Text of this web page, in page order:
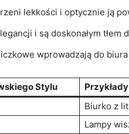
lekkości i optycznie ją
i są doskonałym tłem
wprowadzają do
Stylu
Przykłady
Biurko z
Lampy